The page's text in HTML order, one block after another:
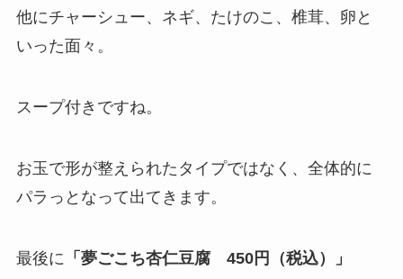
他にチャーシュー、ネギ、たけのこ、椎茸、卵と
いった面々。
スープ付きですね。
お玉で形が整えられたタイプではなく、全体的に
パラっとなって出てきます。
最後に 「夢ごこち杏仁豆腐 450円（税込）」